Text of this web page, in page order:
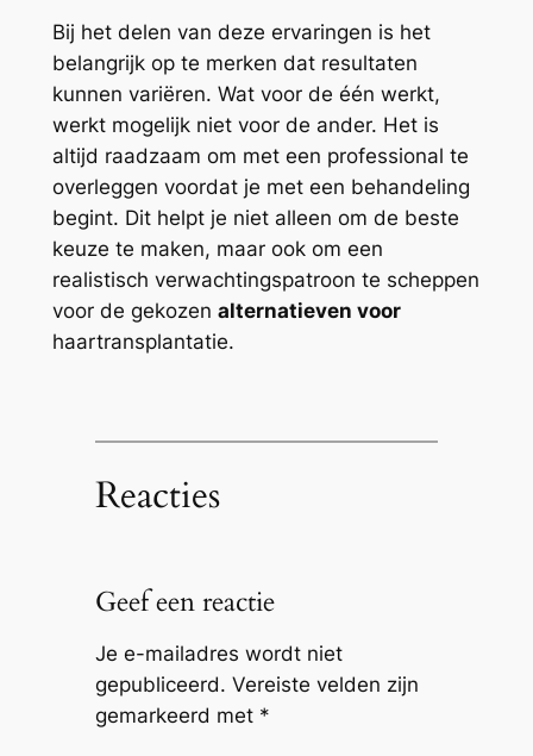
Bij het delen van deze ervaringen is het
belangrijk op te merken dat resultaten
kunnen variëren. Wat voor de één werkt,
werkt mogelijk niet voor de ander. Het is
altijd raadzaam om met een professional te
overleggen voordat je met een behandeling
begint. Dit helpt je niet alleen om de beste
keuze te maken, maar ook om een
realistisch verwachtingspatroon te scheppen
voor de gekozen alternatieven voor
haartransplantatie.
Reacties
Geef een reactie
Je e-mailadres wordt niet
gepubliceerd. Vereiste velden zijn
gemarkeerd met *